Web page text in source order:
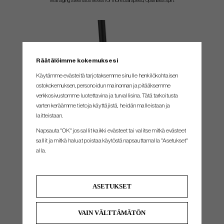
FREE HOSEL DESIGN
Saves weight to lower CG, optimise launch/spin and increase forgiveness.
Räätälöimme kokemuksesi
Käytämme evästeitä tarjotaksemme sinulle henkilökohtaisen
ostokokemuksen, personoidun mainonnan ja pitääksemme
verkkosivustomme luotettavina ja turvallisina. Tätä tarkoitusta
varten keräämme tietoja käyttäjistä, heidän malleistaan ​​ja
laitteistaan.
Napsauta "OK" jos sallit kaikki evästeet tai valitse mitkä evästeet
sallit ja mitkä haluat poistaa käytöstä napsauttamalla "Asetukset"
alla.
ASETUKSET
VAIN VÄLTTÄMÄTÖN